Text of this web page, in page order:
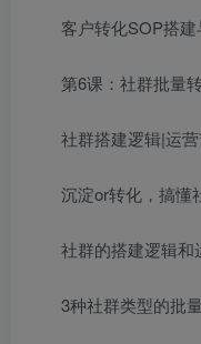
客户转化SOP搭
第6课：社群批量
社群搭建逻辑|运
沉淀or转化，搞懂
社群的搭建逻辑和
3种社群类型的批